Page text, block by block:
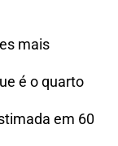
mais
é o quarto
em 60